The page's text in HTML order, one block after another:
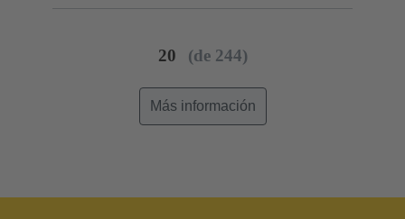
20 (de 244)
Más información